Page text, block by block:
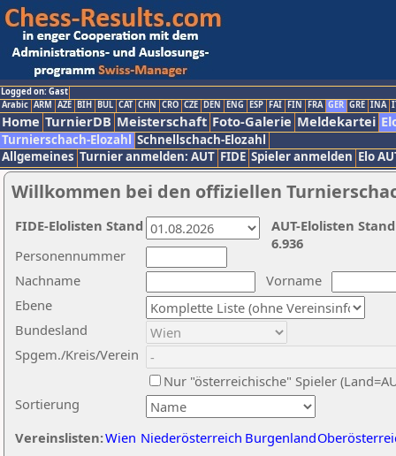
Logged on: Gast
Arabic ARM AZE BIH BUL CAT CHN CRO CZE DEN ENG ESP FAI FIN FRA GER GRE INA
Home TurnierDB Meisterschaft Foto-Galerie Meldekartei
Turnierschach-Elozahl Schnellschach-Elozahl
Allgemeines Turnier anmelden: AUT FIDE Spieler anmelden Elo
Willkommen bei den offiziellen
Nachname
Vorname
Ebene
Sortierung
Personennummer
Bundesland
Spgem./Kreis/Verein
Nur "österreichische" Spieler
Vereinslisten:Wien Niederösterreich Burgenland
AUT-Elolisten
6.936
FIDE-Elolisten Stand